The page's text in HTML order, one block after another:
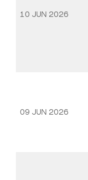
10 JUN 2026
09 JUN 2026